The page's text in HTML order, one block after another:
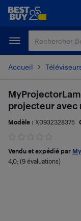
Passer
principal
Passer
Accueil
projecteur avec
Modèle : X0932328375
Vendu et expédié par
4,0; (9 évaluations)